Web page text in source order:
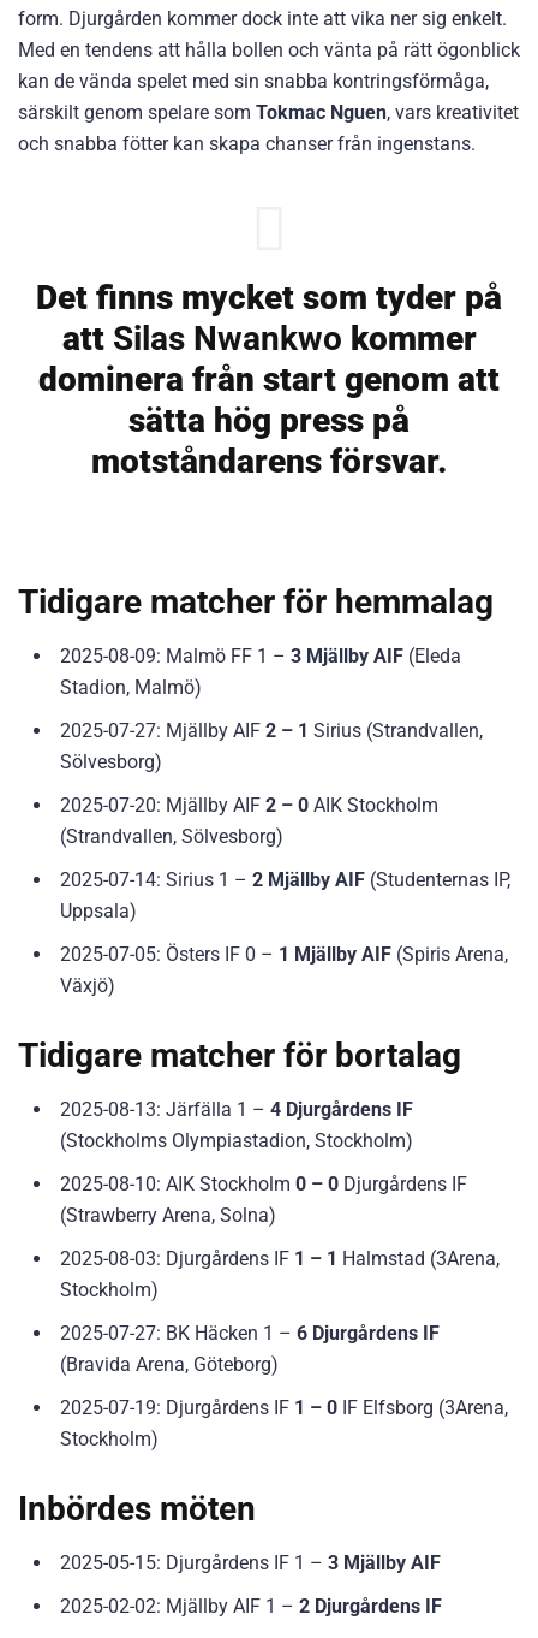
form. Djurgården kommer dock inte att vika ner sig enkelt.
Med en tendens att hålla bollen och vänta på rätt ögonblick
kan de vända spelet med sin snabba kontringsförmåga,
särskilt genom spelare som Tokmac Nguen, vars kreativitet
och snabba fötter kan skapa chanser från ingenstans.
Det finns mycket som tyder på
att Silas Nwankwo kommer
dominera från start genom att
sätta hög press på
motståndarens försvar.
Tidigare matcher för hemmalag
2025-08-09: Malmö FF 1 – 3 Mjällby AIF (Eleda
Stadion, Malmö)
2025-07-27: Mjällby AIF 2 – 1 Sirius (Strandvallen,
Sölvesborg)
2025-07-20: Mjällby AIF 2 – 0 AIK Stockholm
(Strandvallen, Sölvesborg)
2025-07-14: Sirius 1 – 2 Mjällby AIF (Studenternas IP,
Uppsala)
2025-07-05: Östers IF 0 – 1 Mjällby AIF (Spiris Arena,
Växjö)
Tidigare matcher för bortalag
2025-08-13: Järfälla 1 – 4 Djurgårdens IF
(Stockholms Olympiastadion, Stockholm)
2025-08-10: AIK Stockholm 0 – 0 Djurgårdens IF
(Strawberry Arena, Solna)
2025-08-03: Djurgårdens IF 1 – 1 Halmstad (3Arena,
Stockholm)
2025-07-27: BK Häcken 1 – 6 Djurgårdens IF
(Bravida Arena, Göteborg)
2025-07-19: Djurgårdens IF 1 – 0 IF Elfsborg (3Arena,
Stockholm)
Inbördes möten
2025-05-15: Djurgårdens IF 1 – 3 Mjällby AIF
2025-02-02: Mjällby AIF 1 – 2 Djurgårdens IF